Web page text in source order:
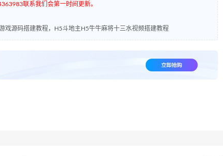
联系我们会第一时间更新。
戏源码搭建教程，H5斗地主H5牛牛麻将十三水视频搭建教程